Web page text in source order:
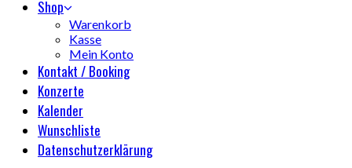
Shop
Warenkorb
Kasse
Mein Konto
Kontakt / Booking
Konzerte
Kalender
Wunschliste
Datenschutzerklärung